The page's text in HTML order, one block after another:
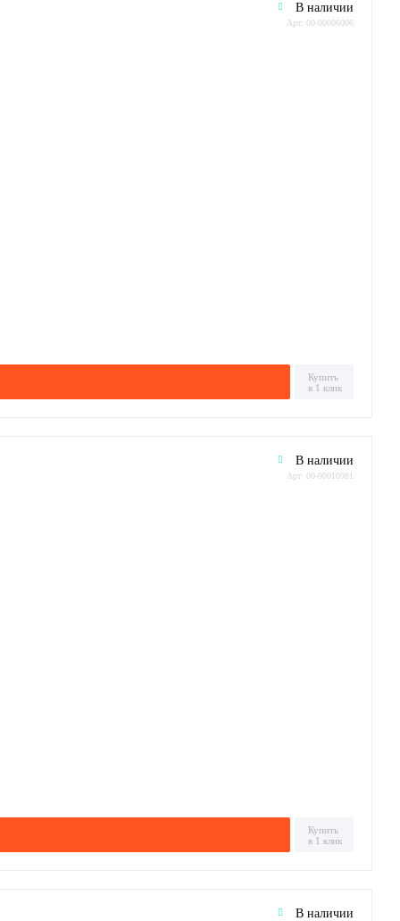
В наличии
Арт: 00-00006006
Купить
в 1 клик
В наличии
Арт: 00-00010981
Купить
в 1 клик
В наличии